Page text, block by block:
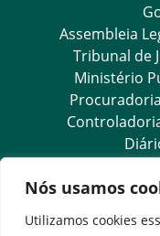
Nós usamos
Utilizamos cookies
Assembleia
Tribunal de
Ministério